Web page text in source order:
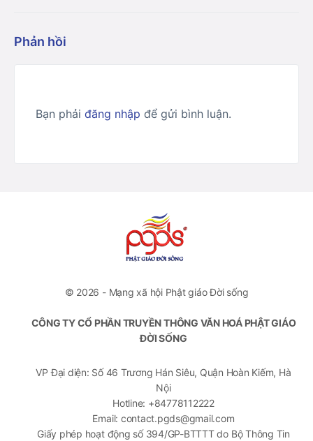
Phản hồi
Bạn phải đăng nhập để gửi bình luận.
© 2026 - Mạng xã hội Phật giáo Đời sống
CÔNG TY CỔ PHẦN TRUYỀN THÔNG VĂN HOÁ PHẬT GIÁO
ĐỜI SỐNG
VP Đại diện: Số 46 Trương Hán Siêu, Quận Hoàn Kiếm, Hà
Nội
Hotline: +84778112222
Email: contact.pgds@gmail.com
Giấy phép hoạt động số 394/GP-BTTTT do Bộ Thông Tin